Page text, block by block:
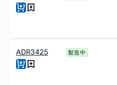
ADR3425 製造中